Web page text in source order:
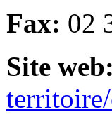
Fax: 02
Site web: